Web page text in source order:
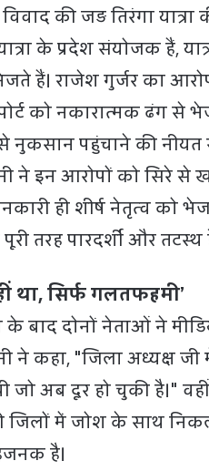
की जड़ तिरंगा यात्रा
के प्रदेश संयोजक हैं,
हैं। राजेश गुर्जर का
को नकारात्मक ढंग से
नुकसान पहुंचाने की नीयत
ने इन आरोपों को सिरे से
ही शीर्ष नेतृत्व को
पूरी तरह पारदर्शी और तटस्थ
था, सिर्फ गलतफहमी’
के बाद दोनों नेताओं ने
ने कहा, "जिला अध्यक्ष
जो अब दूर हो चुकी है।"
जिलों में जोश के साथ
है।